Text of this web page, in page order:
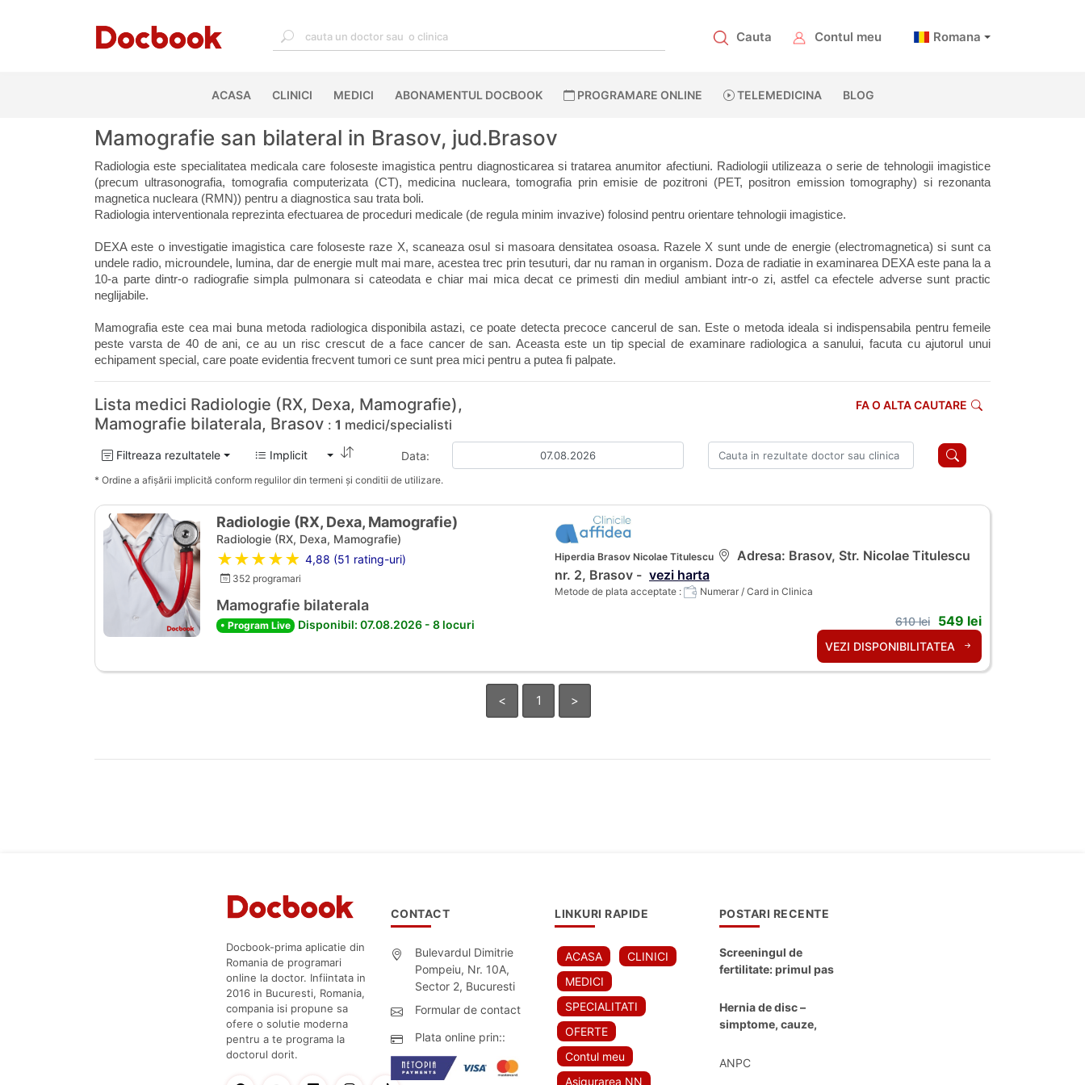
Cauta Contul meu Romana
ACASA(CURRENT)
CLINICI MEDICI ABONAMENTUL DOCBOOK PROGRAMARE ONLINE TELEMEDICINA BLOG
Mamografie san bilateral in Brasov, jud.Brasov
Radiologia este specialitatea medicala care foloseste imagistica pentru diagnosticarea si tratarea anumitor afectiuni. Radiologii utilizeaza o serie de tehnologii imagistice
(precum ultrasonografia, tomografia computerizata (CT), medicina nucleara, tomografia prin emisie de pozitroni (PET, positron emission tomography) si rezonanta
magnetica nucleara (RMN)) pentru a diagnostica sau trata boli.
Radiologia interventionala reprezinta efectuarea de proceduri medicale (de regula minim invazive) folosind pentru orientare tehnologii imagistice.
DEXA este o investigatie imagistica care foloseste raze X, scaneaza osul si masoara densitatea osoasa. Razele X sunt unde de energie (electromagnetica) si sunt ca
undele radio, microundele, lumina, dar de energie mult mai mare, acestea trec prin tesuturi, dar nu raman in organism. Doza de radiatie in examinarea DEXA este pana la a
10-a parte dintr-o radiografie simpla pulmonara si cateodata e chiar mai mica decat ce primesti din mediul ambiant intr-o zi, astfel ca efectele adverse sunt practic
neglijabile.
Mamografia este cea mai buna metoda radiologica disponibila astazi, ce poate detecta precoce cancerul de san. Este o metoda ideala si indispensabila pentru femeile
peste varsta de 40 de ani, ce au un risc crescut de a face cancer de san. Aceasta este un tip special de examinare radiologica a sanului, facuta cu ajutorul unui
echipament special, care poate evidentia frecvent tumori ce sunt prea mici pentru a putea fi palpate.
Lista medici Radiologie (RX, Dexa, Mamografie),
Mamografie bilaterala, Brasov : 1 medici/specialisti
FA O ALTA CAUTARE
Filtreaza rezultatele Implicit Data:
* Ordine a afișării implicită conform regulilor din termeni și conditii de utilizare.
Radiologie (RX, Dexa, Mamografie)
Radiologie (RX, Dexa, Mamografie)
★★★★★ 4,88 (51 rating-uri)
352 programari
Mamografie bilaterala
• Program Live Disponibil: 07.08.2026 - 8 locuri
Hiperdia Brasov Nicolae Titulescu
Adresa: Brasov, Str. Nicolae Titulescu
nr. 2, Brasov - vezi harta
Metode de plata acceptate : Numerar / Card in Clinica
610 lei 549 lei
VEZI DISPONIBILITATEA
< 1 >
Docbook-prima aplicatie din
Romania de programari
online la doctor. Infiintata in
2016 in Bucuresti, Romania,
compania isi propune sa
ofere o solutie moderna
pentru a te programa la
doctorul dorit.
CONTACT
Bulevardul Dimitrie
Pompeiu, Nr. 10A,
Sector 2, Bucuresti
Formular de contact
Plata online prin::
LINKURI RAPIDE
ACASA
CLINICI
MEDICI
SPECIALITATI
OFERTE
Contul meu
Asigurarea NN
POSTARI RECENTE
Screeningul de
fertilitate: primul pas
Hernia de disc –
simptome, cauze,
moderne de
ANPC